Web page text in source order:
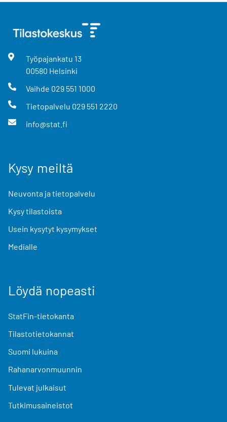
Työpajankatu 13
00580 Helsinki
Vaihde 029 551 1000
Tietopalvelu 029 551 2220
info@stat.fi
Kysy meiltä
Neuvonta ja tietopalvelu
Kysy tilastoista
Usein kysytyt kysymykset
Medialle
Löydä nopeasti
StatFin-tietokanta
Tilastotietokannat
Suomi lukuina
Rahanarvonmuunnin
Tulevat julkaisut
Tutkimusaineistot